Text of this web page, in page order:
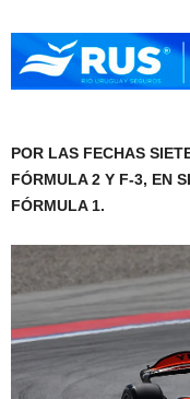
POR LAS FECHAS
FÓRMULA 2 Y F-3, EN
FÓRMULA 1.